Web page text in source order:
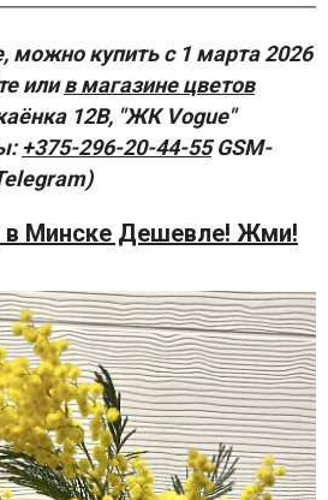
можно купить с 1 марта 2026
илив магазине цветов
12В, "ЖК Vogue"
+375-296-20-44-55GSM-
в Минске Дешевле! Жми!